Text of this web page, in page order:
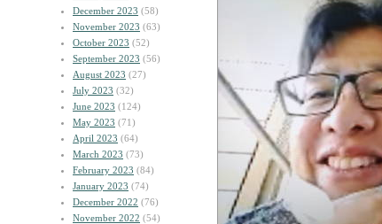
December 2023 (58)
November 2023 (63)
October 2023 (52)
September 2023 (56)
August 2023 (27)
July 2023 (32)
June 2023 (124)
May 2023 (71)
April 2023 (64)
March 2023 (73)
February 2023 (84)
January 2023 (74)
December 2022 (76)
November 2022 (54)